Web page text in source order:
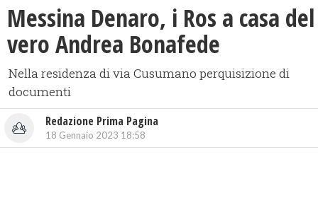
Messina Denaro, i Ros a casa del
vero Andrea Bonafede
Nella residenza di via Cusumano perquisizione di
documenti
Redazione Prima Pagina
18 Gennaio 2023 18:58